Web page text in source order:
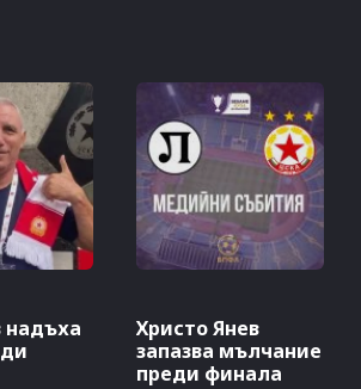
надъха
Христо Янев
запазва мълчание
преди финала